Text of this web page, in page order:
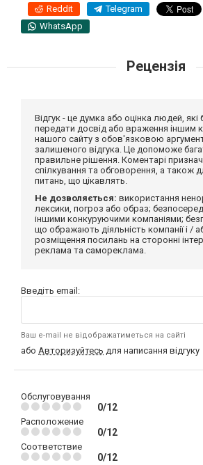
Reddit Telegram
WhatsApp
Рецензія
Відгук - це думка або оцінка людей,
передати досвід або враження іншим
нашого сайту з обов'язковою
залишеного відгука. Це допоможе
правильне рішення. Коментарі
спілкування та обговорення, а також
питань, що цікавлять.
Не дозволяється: використання
лексики, погроз або образ;
іншими конкуруючими компаніями;
що ображають діяльність компанії і /
розміщення посилань на сторонні
реклама та самореклама.
Введіть email:
Ваш e-mail не відображатиметься на сайті
або Авторизуйтесь для написання відгуку
Обслуговування
0/12
Расположение
0/12
Соответствие
0/12